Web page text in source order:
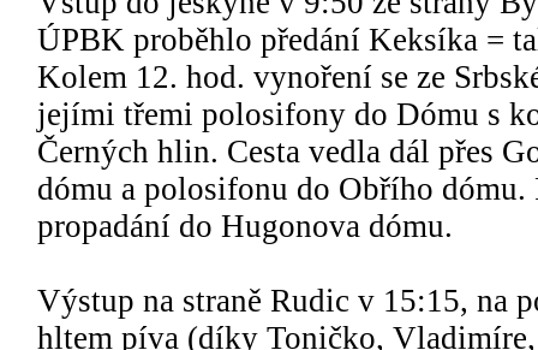
ÚPBK proběhlo předání Keksíka =
Kolem 12. hod. vynoření se ze
jejími třemi polosifony do Dómu s
Černých hlin. Cesta vedla dál přes
dómu a polosifonu do Obřího
propadání do Hugonova dómu.
Výstup na straně Rudic v 15:15, na
hltem píva (díky Toničko,